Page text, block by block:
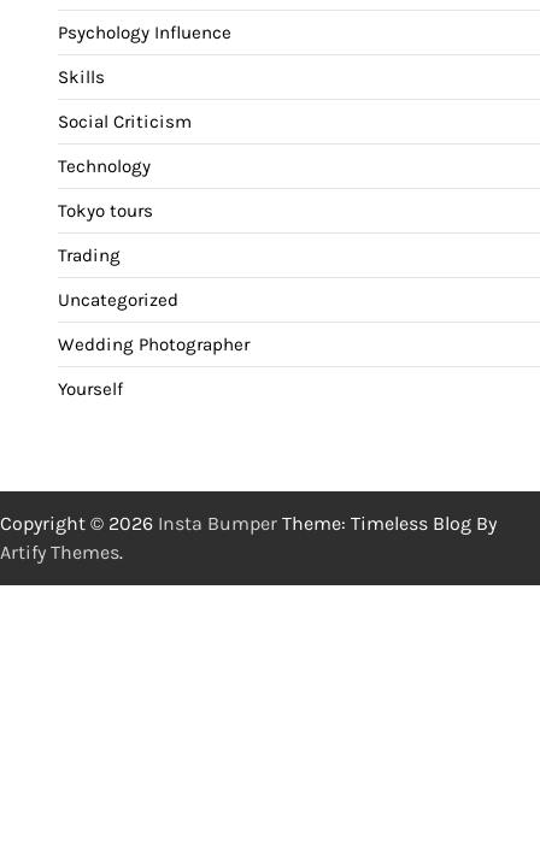
Psychology Influence
Skills
Social Criticism
Technology
Tokyo tours
Trading
Uncategorized
Wedding Photographer
Yourself
Copyright © 2026 Insta Bumper Theme: Timeless Blog By
Artify Themes.